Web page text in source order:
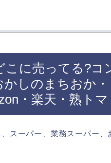
こに売ってる?コ
かしのまちおか
・楽天・熟トマ
スーパー、業務スーパー